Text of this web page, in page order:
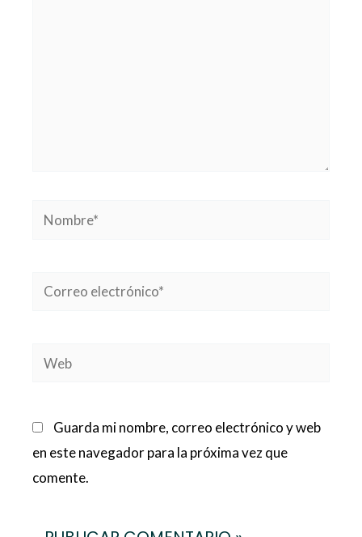
Nombre*
Correo
Web
Guarda mi nombre, correo electrónico y web
en este navegador para la próxima vez que
comente.